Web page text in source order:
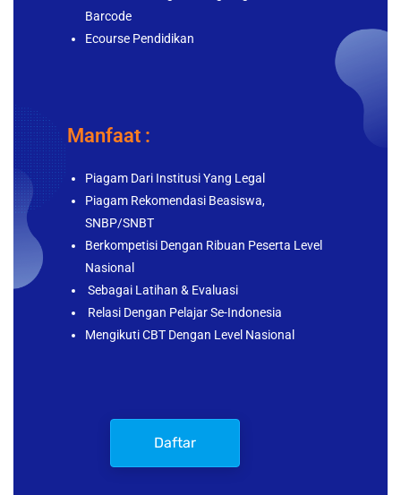
Barcode
Ecourse Pendidikan
Manfaat :
Piagam Dari Institusi Yang Legal
Piagam Rekomendasi Beasiswa,
SNBP/SNBT
Berkompetisi Dengan Ribuan Peserta Level
Nasional
Sebagai Latihan & Evaluasi
Relasi Dengan Pelajar Se-Indonesia
Mengikuti CBT Dengan Level Nasional
Daftar